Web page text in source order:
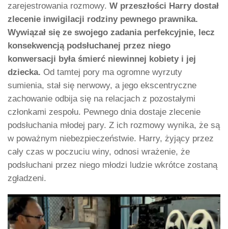
zarejestrowania rozmowy. W przeszłości Harry dostał
zlecenie inwigilacji rodziny pewnego prawnika.
Wywiązał się ze swojego zadania perfekcyjnie, lecz
konsekwencją podsłuchanej przez niego
konwersacji była śmierć niewinnej kobiety i jej
dziecka. Od tamtej pory ma ogromne wyrzuty
sumienia, stał się nerwowy, a jego ekscentryczne
zachowanie odbija się na relacjach z pozostałymi
członkami zespołu. Pewnego dnia dostaje zlecenie
podsłuchania młodej pary. Z ich rozmowy wynika, że są
w poważnym niebezpieczeństwie. Harry, żyjący przez
cały czas w poczuciu winy, odnosi wrażenie, że
podsłuchani przez niego młodzi ludzie wkrótce zostaną
zgładzeni.